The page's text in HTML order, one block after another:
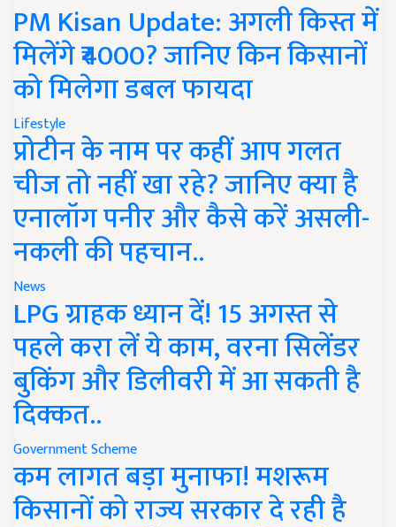
PM Kisan Update: अगली किस्त में
मिलेंगे ₹4000? जानिए किन किसानों
को मिलेगा डबल फायदा
Lifestyle
प्रोटीन के नाम पर कहीं आप गलत
चीज तो नहीं खा रहे? जानिए क्या है
एनालॉग पनीर और कैसे करें असली-
नकली की पहचान..
News
LPG ग्राहक ध्यान दें! 15 अगस्त से
पहले करा लें ये काम, वरना सिलेंडर
बुकिंग और डिलीवरी में आ सकती है
दिक्कत..
Government Scheme
कम लागत बड़ा मुनाफा! मशरूम
किसानों को राज्य सरकार दे रही है